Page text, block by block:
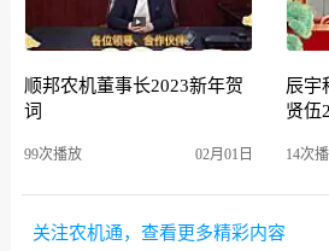
顺邦农机董事长2023新年贺
词
99次播放 02月01日
辰宇
贤伍
14次
关注农机通，查看更多精彩内容